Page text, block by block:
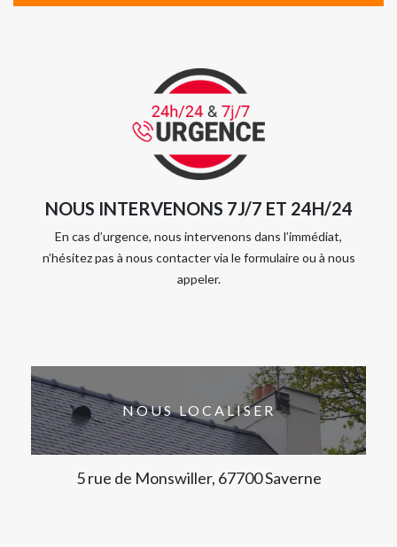
NOUS INTERVENONS 7J/7 ET 24H/24
En cas d’urgence, nous intervenons dans l’immédiat,
n’hésitez pas à nous contacter via le formulaire ou à nous
appeler.
NOUS LOCALISER
5 rue de Monswiller, 67700 Saverne